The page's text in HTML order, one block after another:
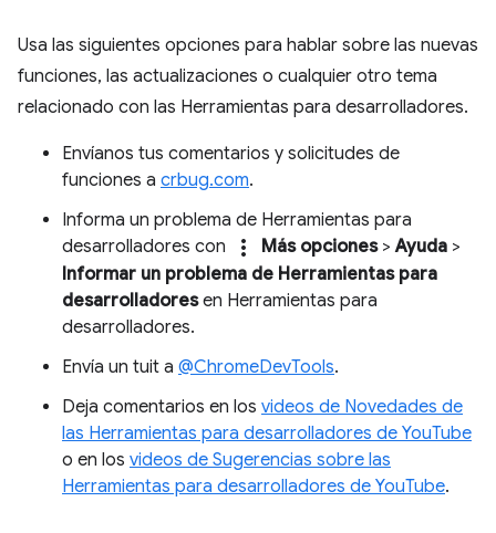
Usa las siguientes opciones para hablar sobre las nuevas
funciones, las actualizaciones o cualquier otro tema
relacionado con las Herramientas para desarrolladores.
Envíanos tus comentarios y solicitudes de
funciones a crbug.com.
Informa un problema de Herramientas para
desarrolladores con
more_vert Más opciones>Ayuda >
Informar un problema de Herramientas para
desarrolladoresen Herramientas para
desarrolladores.
Envía un tuit a @ChromeDevTools.
Deja comentarios en los videos de Novedades de
las Herramientas para desarrolladores de YouTube
o en los videos de Sugerencias sobre las
Herramientas para desarrolladores de YouTube.